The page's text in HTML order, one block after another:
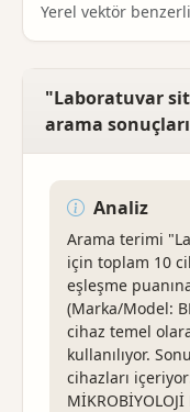
Yerel vektör
"Laboratuvar
arama sonuçları
Analiz
Arama terimi
için toplam 10
eşleşme
(Marka/Model:
cihaz temel
kullanılıyor.
cihazları